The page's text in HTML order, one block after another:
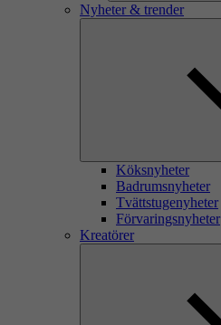
Nyheter & trender
Köksnyheter
Badrumsnyheter
Tvättstugenyheter
Förvaringsnyheter
Kreatörer